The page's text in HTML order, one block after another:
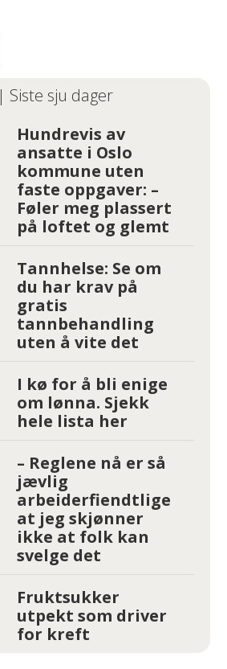
| Siste sju dager
Hundrevis av
ansatte i Oslo
kommune uten
faste oppgaver: –
Føler meg plassert
på loftet og glemt
Tannhelse: Se om
du har krav på
gratis
tannbehandling
uten å vite det
I kø for å bli enige
om lønna. Sjekk
hele lista her
– Reglene nå er så
jævlig
arbeiderfiendtlige
at jeg skjønner
ikke at folk kan
svelge det
Fruktsukker
utpekt som driver
for kreft